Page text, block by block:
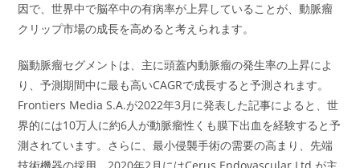
因で、世界中で脳卒中の有病率が上昇していることが、動脈瘤
クリップ市場の成長を高めると考えられます。
脳動脈瘤セグメントは、主に頭蓋内動脈瘤の発生率の上昇によ
り、予測期間中に最も高いCAGRで成長すると予測されます。
Frontiers Media S.A.が2022年3月に発表した記事によると、世
界的には10万人に約6人が動脈瘤性くも膜下出血を経験すると予
測されています。さらに、最小侵襲手術の需要の高まり、先端